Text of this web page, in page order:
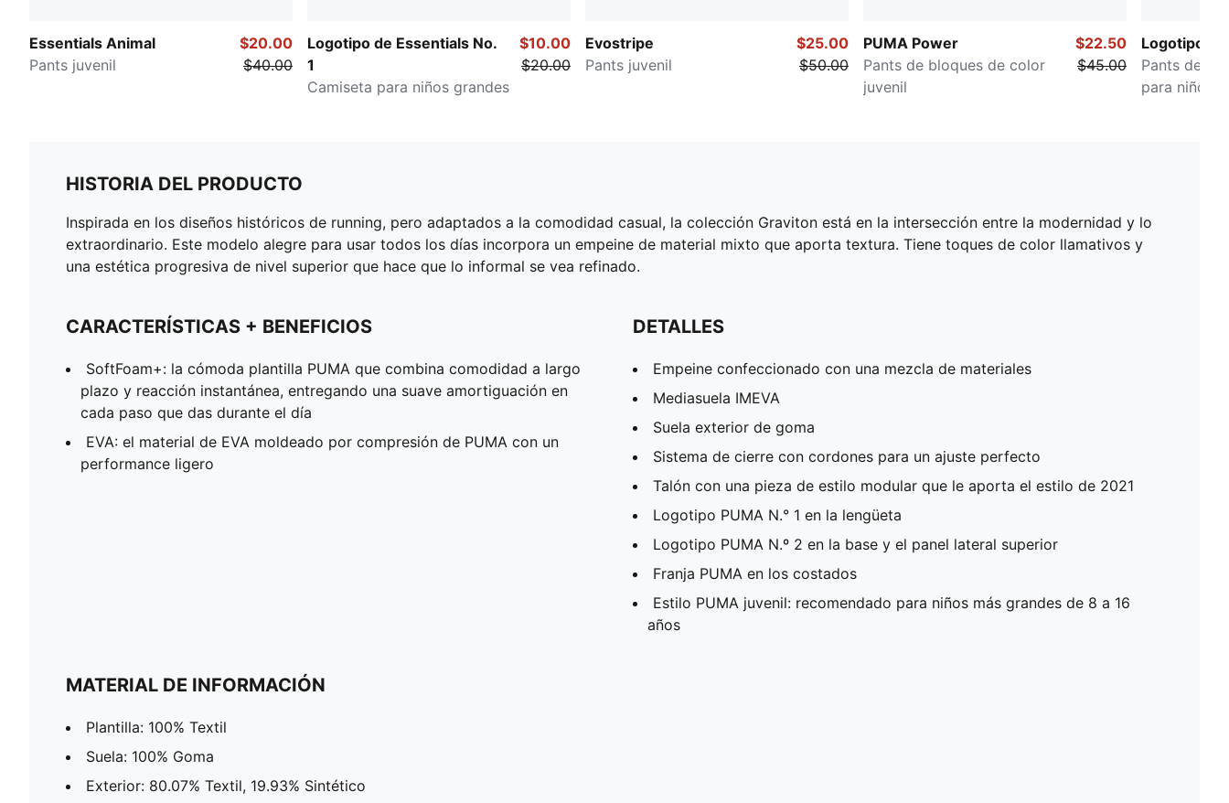
Essentials Animal
Pants juvenil
$20.00
$40.00
Logotipo de Essentials No.
1
Camiseta para niños grandes
$10.00
$20.00
Evostripe
Pants juvenil
$25.00
$50.00
PUMA Power
Pants de bloques de color
juvenil
$22.50
$45.00
Logotipo
Pants
para niños
HISTORIA DEL PRODUCTO
Inspirada en los diseños históricos de running, pero adaptados a la comodidad casual, la colección Graviton está en la intersección entre la modernidad y lo
extraordinario. Este modelo alegre para usar todos los días incorpora un empeine de material mixto que aporta textura. Tiene toques de color llamativos y
una estética progresiva de nivel superior que hace que lo informal se vea refinado.
CARACTERÍSTICAS + BENEFICIOS
SoftFoam+: la cómoda plantilla PUMA que combina comodidad a largo
plazo y reacción instantánea, entregando una suave amortiguación en
cada paso que das durante el día
EVA: el material de EVA moldeado por compresión de PUMA con un
performance ligero
DETALLES
Empeine confeccionado con una mezcla de materiales
Mediasuela IMEVA
Suela exterior de goma
Sistema de cierre con cordones para un ajuste perfecto
Talón con una pieza de estilo modular que le aporta el estilo de 2021
Logotipo PUMA N.° 1 en la lengüeta
Logotipo PUMA N.º 2 en la base y el panel lateral superior
Franja PUMA en los costados
Estilo PUMA juvenil: recomendado para niños más grandes de 8 a 16
años
MATERIAL DE INFORMACIÓN
Plantilla: 100% Textil
Suela: 100% Goma
Exterior: 80.07% Textil, 19.93% Sintético